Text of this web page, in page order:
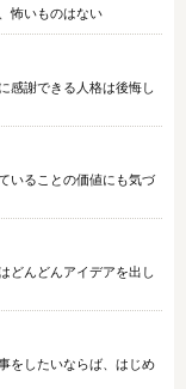
怖いものはない
謝できる人格は後悔し
いることの価値にも気づ
んどんアイデアを出し
をしたいならば、はじめ